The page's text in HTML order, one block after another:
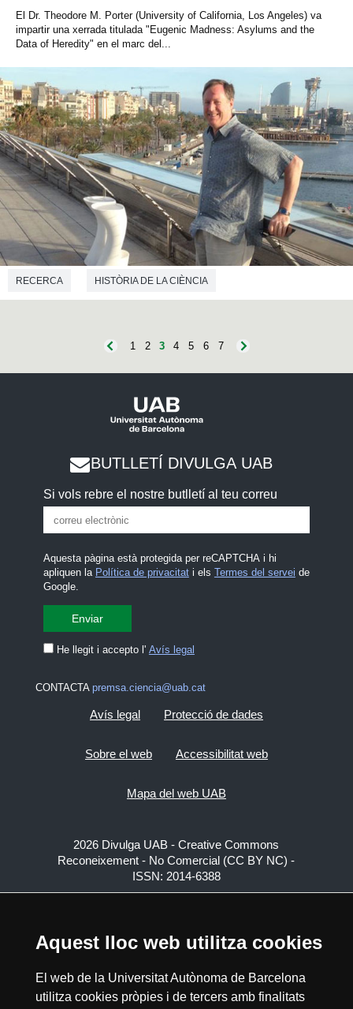
Aquest lloc web utilitza cookies
El web de la Universitat Autònoma de Barcelona
utilitza cookies pròpies i de tercers amb finalitats
El Dr. Theodore M. Porter (University of California, Los Angeles) va
impartir una xerrada titulada "Eugenic Madness: Asylums and the
Data of Heredity" en el marc del...
RECERCA HISTÒRIA DE LA CIÈNCIA
1 2 3 4 5 6 7
BUTLLETÍ DIVULGA UAB
Si vols rebre el nostre butlletí al teu correu
Aquesta pàgina està protegida per reCAPTCHA i hi
apliquen la Política de privacitati els Termes del servei de
Google.
He llegit i accepto l' Avís legal
CONTACTA premsa.ciencia@uab.cat
Avís legal Protecció de dades
Sobre el web Accessibilitat web
Mapa del web UAB
2026 Divulga UAB - Creative Commons
Reconeixement - No Comercial (CC BY NC) -
ISSN: 2014-6388